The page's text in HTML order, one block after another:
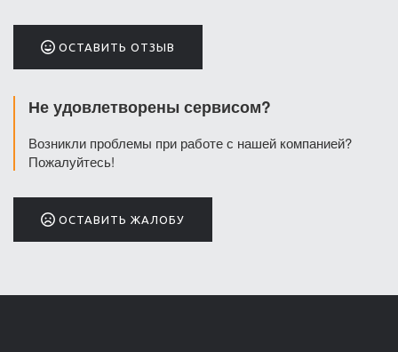
ОСТАВИТЬ ОТЗЫВ
Не удовлетворены сервисом?
Возникли проблемы при работе с нашей компанией?
Пожалуйтесь!
ОСТАВИТЬ ЖАЛОБУ